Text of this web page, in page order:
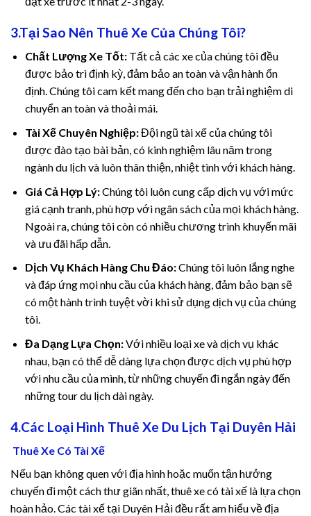
panel
panel
Panel
panel
panel
Hacklink
panel
panel
3.Tại Sao Nên Thuê Xe Của Chúng Tôi?
Chất Lượng Xe Tốt:Tất cả các xe của chúng tôi đều
được bảo trì định kỳ, đảm bảo an toàn và vận hành ổn
định. Chúng tôi cam kết mang đến cho bạn trải nghiệm di
chuyển an toàn và thoải mái.
Tài Xế Chuyên Nghiệp:Đội ngũ tài xế của chúng tôi
được đào tạo bài bản, có kinh nghiệm lâu năm trong
ngành du lịch và luôn thân thiện, nhiệt tình với khách hàng.
Giá Cả Hợp Lý:Chúng tôi luôn cung cấp dịch vụ với mức
giá cạnh tranh, phù hợp với ngân sách của mọi khách hàng.
Ngoài ra, chúng tôi còn có nhiều chương trình khuyến mãi
và ưu đãi hấp dẫn.
Dịch Vụ Khách Hàng Chu Đáo:Chúng tôi luôn lắng nghe
và đáp ứng mọi nhu cầu của khách hàng, đảm bảo bạn sẽ
có một hành trình tuyệt vời khi sử dụng dịch vụ của chúng
tôi.
Đa Dạng Lựa Chọn:Với nhiều loại xe và dịch vụ khác
nhau, bạn có thể dễ dàng lựa chọn được dịch vụ phù hợp
với nhu cầu của mình, từ những chuyến đi ngắn ngày đến
những tour du lịch dài ngày.
4.Các Loại Hình Thuê Xe Du Lịch Tại Duyên Hải
Thuê Xe Có Tài Xế
Nếu bạn không quen với địa hình hoặc muốn tận hưởng
chuyến đi một cách thư giãn nhất, thuê xe có tài xế là lựa chọn
hoàn hảo. Các tài xế tại Duyên Hải đều rất am hiểu về địa